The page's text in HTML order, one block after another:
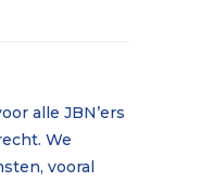
alle JBN’ers
We
vooral